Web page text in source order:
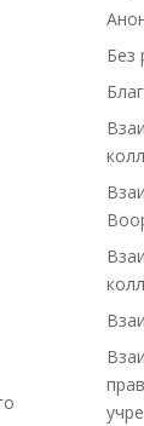
Без